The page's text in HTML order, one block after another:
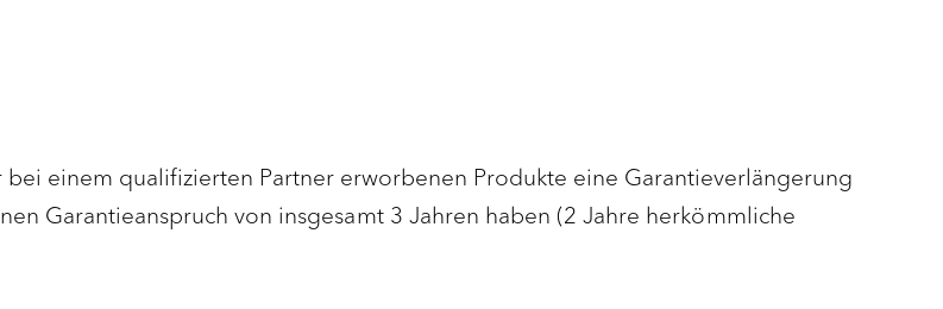
einem qualifizierten Partner erworbenen Produkte eine Garantieverlängerung
Garantieanspruch von insgesamt 3 Jahren haben (2 Jahre herkömmliche